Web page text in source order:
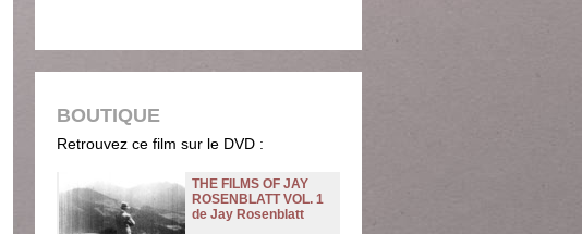
BOUTIQUE
Retrouvez ce film sur le DVD :
THE FILMS OF JAY
ROSENBLATT VOL. 1
de Jay Rosenblatt